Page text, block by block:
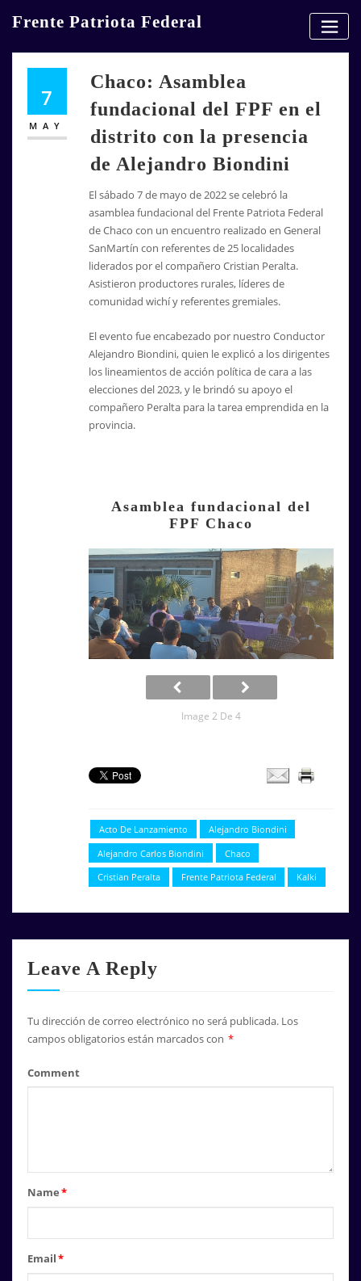
Frente Patriota Federal
7
MAY
Chaco: Asamblea
fundacional del FPF en el
distrito con la presencia
de Alejandro Biondini
El sábado 7 de mayo de 2022 se celebró la
asamblea fundacional del Frente Patriota Federal
deChaco con un encuentro realizado enGeneral
SanMartín con referentes de 25 localidades
liderados por el compañero Cristian Peralta.
Asistieron productores rurales, líderes de
comunidad wichí y referentes gremiales.
El evento fue encabezado por nuestro Conductor
Alejandro Biondini, quien le explicó a los dirigentes
los lineamientos de acción política de cara a las
elecciones del 2023, y le brindó su apoyo el
compañero Peralta para la tarea emprendida en la
provincia.
Asamblea fundacional del
FPF Chaco
Image 2 De 4
Acto De Lanzamiento
Alejandro Biondini
Alejandro Carlos Biondini
Chaco
Cristian Peralta
Frente Patriota Federal Kalki
Leave A Reply
Tu dirección de correo electrónico no será publicada.Los
campos obligatorios están marcados con *
Comment
Name*
Email*